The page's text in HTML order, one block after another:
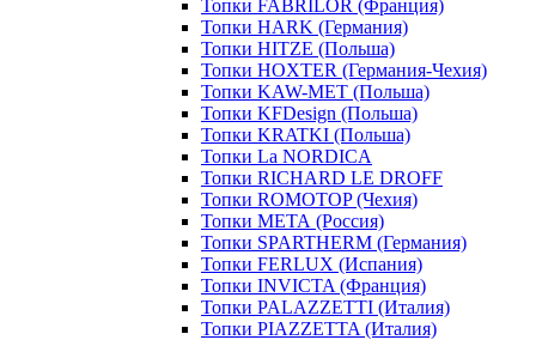
Топки FABRILOR (Франция)
Топки HARK (Германия)
Топки HITZE (Польша)
Топки HOXTER (Германия-Чехия)
Топки KAW-MET (Польша)
Топки KFDesign (Польша)
Топки KRATKI (Польша)
Топки La NORDICA
Топки RICHARD LE DROFF
Топки ROMOTOP (Чехия)
Топки МЕТА (Россия)
Топки SPARTHERM (Германия)
Топки FERLUX (Испания)
Топки INVICTA (Франция)
Топки PALAZZETTI (Италия)
Топки PIAZZETTA (Италия)